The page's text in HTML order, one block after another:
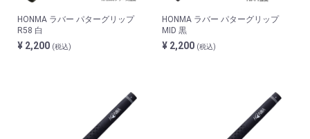
HONMA ラバー パターグリップ
R58 白
¥ 2,200 (税込)
HONMA ラバー パターグリップ
MID 黒
¥ 2,200 (税込)